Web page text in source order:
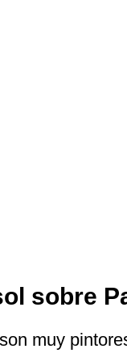
sobre
muy